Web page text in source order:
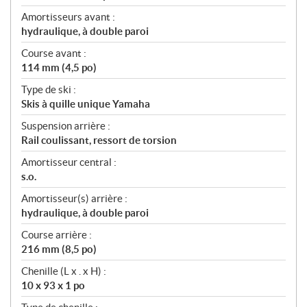
Amortisseurs avant :
hydraulique, à double paroi
Course avant :
114 mm (4,5 po)
Type de ski :
Skis à quille unique Yamaha
Suspension arrière :
Rail coulissant, ressort de torsion
Amortisseur central :
s.o.
Amortisseur(s) arrière :
hydraulique, à double paroi
Course arrière :
216 mm (8,5 po)
Chenille (L x . x H) :
10 x 93 x 1 po